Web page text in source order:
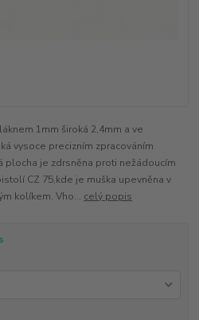
1mm široká 2,4mm a ve
vysoce precizním zpracováním
je zdrsněna proti nežádoucím
CZ 75,kde je muška upevněna v
kolíkem. Vho... celý popis